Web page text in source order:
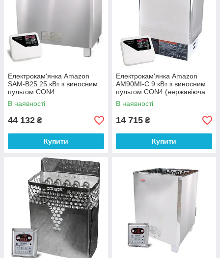
Електрокам'янка Amazon
SAM-B25 25 кВт з виносним
пультом CON4
В наявності
44 132 ₴
Купити
Електрокам'янка Amazon
AM90MI-C 9 кВт з виносним
пультом CON4 (нержавіюча
сталь AISI 430)
В наявності
14 715 ₴
Купити